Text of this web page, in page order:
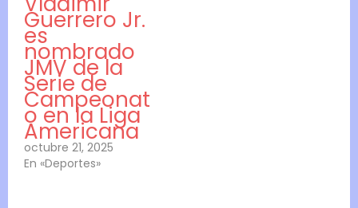
Guerrero Jr.
es
nombrado
JMV de la
Serie de
Campeonat
o en la Liga
Americana
octubre 21, 2025
En «Deportes»